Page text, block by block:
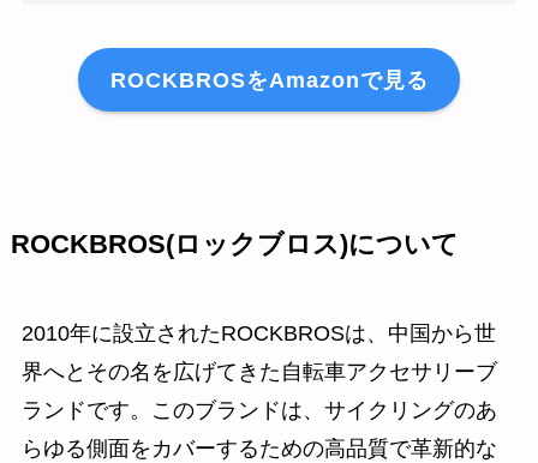
ROCKBROSをAmazonで見る
ROCKBROS(ロックブロス)について
2010年に設立されたROCKBROSは、中国から世
界へとその名を広げてきた自転車アクセサリーブ
ランドです。このブランドは、サイクリングのあ
らゆる側面をカバーするための高品質で革新的な